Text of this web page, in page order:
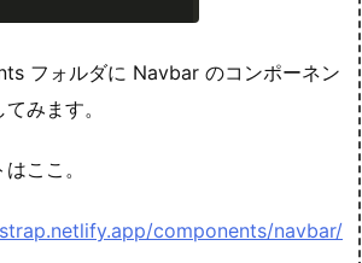
フォルダに Navbar のコンポーネン
みます。
ここ。
components/navbar/